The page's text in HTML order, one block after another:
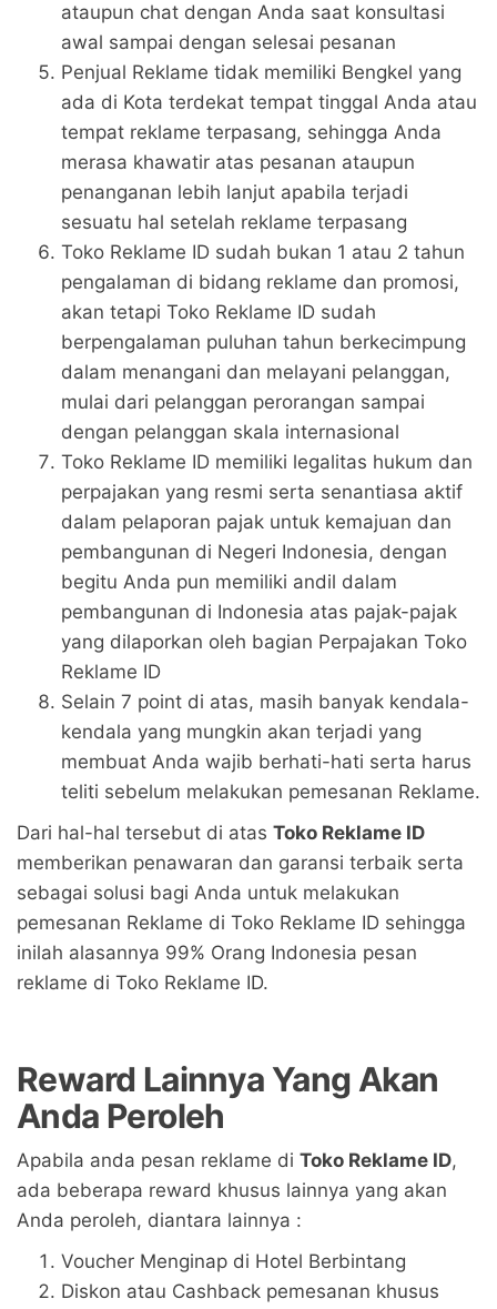
ataupun chat dengan Anda saat konsultasi
awal sampai dengan selesai pesanan
Penjual Reklame tidak memiliki Bengkel yang
ada di Kota terdekat tempat tinggal Anda atau
tempat reklame terpasang, sehingga Anda
merasa khawatir atas pesanan ataupun
penanganan lebih lanjut apabila terjadi
sesuatu hal setelah reklame terpasang
Toko Reklame ID sudah bukan 1 atau 2 tahun
pengalaman di bidang reklame dan promosi,
akan tetapi Toko Reklame ID sudah
berpengalaman puluhan tahun berkecimpung
dalam menangani dan melayani pelanggan,
mulai dari pelanggan perorangan sampai
dengan pelanggan skala internasional
Toko Reklame ID memiliki legalitas hukum dan
perpajakan yang resmi serta senantiasa aktif
dalam pelaporan pajak untuk kemajuan dan
pembangunan di Negeri Indonesia, dengan
begitu Anda pun memiliki andil dalam
pembangunan di Indonesia atas pajak-pajak
yang dilaporkan oleh bagian Perpajakan Toko
Reklame ID
Selain 7 point di atas, masih banyak kendala-
kendala yang mungkin akan terjadi yang
membuat Anda wajib berhati-hati serta harus
teliti sebelum melakukan pemesanan Reklame.
Dari hal-hal tersebut di atas Toko Reklame ID
memberikan penawaran dan garansi terbaik serta
sebagai solusi bagi Anda untuk melakukan
pemesanan Reklame di Toko Reklame ID sehingga
inilah alasannya 99% Orang Indonesia pesan
reklame di Toko Reklame ID.
Reward Lainnya Yang Akan
Anda Peroleh
Apabila anda pesan reklame di Toko Reklame ID,
ada beberapa reward khusus lainnya yang akan
Anda peroleh, diantara lainnya :
Voucher Menginap di Hotel Berbintang
Diskon atau Cashback pemesanan khusus